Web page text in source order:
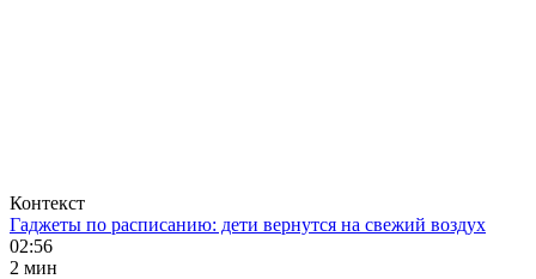
Контекст
Гаджеты по расписанию: дети вернутся на свежий воздух
02:56
2 мин